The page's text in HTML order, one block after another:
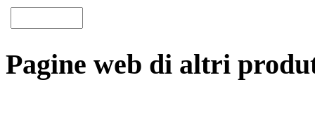
Pagine web di altri